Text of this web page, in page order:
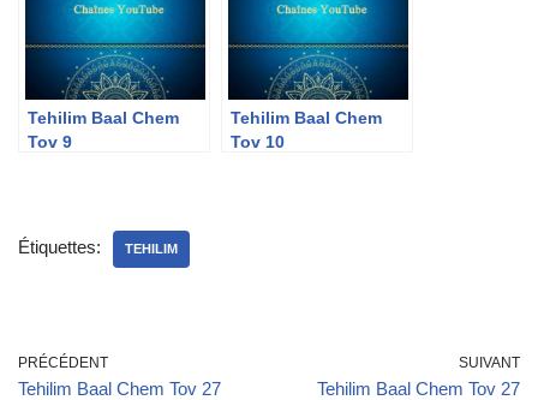
Tehilim Baal Chem
Tov 9
Tehilim Baal Chem
Tov 10
Étiquettes: TEHILIM
PRÉCÉDENT
Tehilim Baal Chem Tov 27
SUIVANT
Tehilim Baal Chem Tov 27